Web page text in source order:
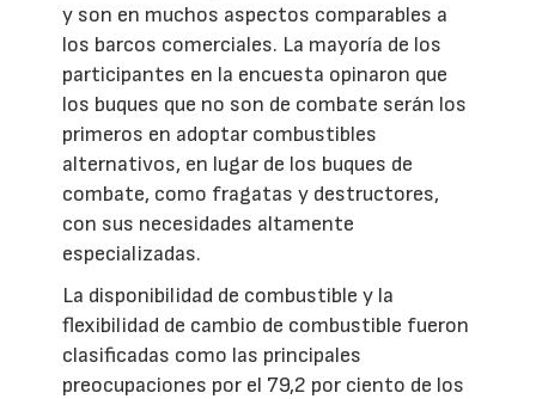
y son en muchos aspectos comparables a
los barcos comerciales. La mayoría de los
participantes en la encuesta opinaron que
los buques que no son de combate serán los
primeros en adoptar combustibles
alternativos, en lugar de los buques de
combate, como fragatas y destructores,
con sus necesidades altamente
especializadas.
La disponibilidad de combustible y la
flexibilidad de cambio de combustible fueron
clasificadas como las principales
preocupaciones por el 79,2 por ciento de los